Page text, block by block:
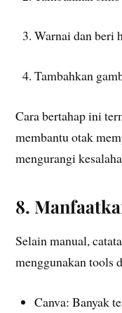
Warnai dan beri
Tambahkan
Cara bertahap ini
membantu otak
mengurangi
8.
Selain manual,
menggunakan tools
Canva: Banyak